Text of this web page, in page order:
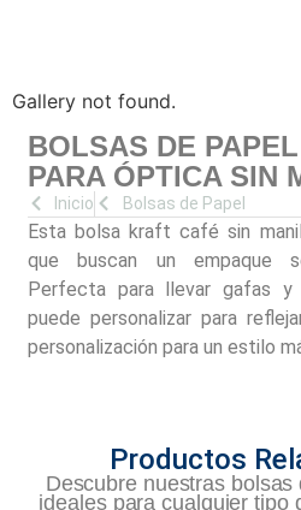
Gallery not found.
BOLSAS DE
PARA ÓPTICA SIN
Inicio Bolsas de Papel
Esta bolsa kraft café sin
que buscan un empaque
Perfecta para llevar gafas y
puede personalizar para
personalización para un estilo
Productos
Descubre nuestras
ideales para cualquier tipo